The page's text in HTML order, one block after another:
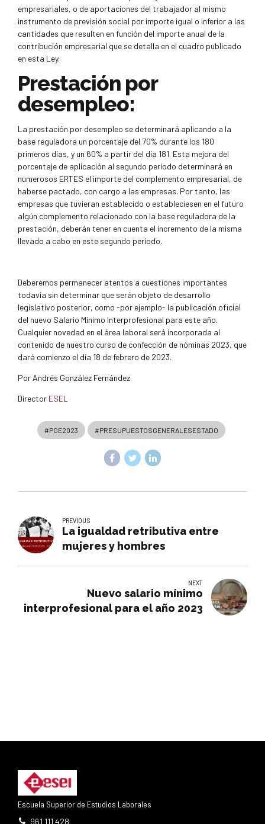
empresariales, o de aportaciones del trabajador al mismo
instrumento de previsión social por importe igual o inferior a las
cantidades que resulten en función del importe anual de la
contribución empresarial que se detalla en el cuadro publicado
en esta Ley.
Prestación por
desempleo:
La prestación por desempleo se determinará aplicando a la
base reguladora un porcentaje del 70% durante los 180
primeros días, y un 60% a partir del día 181. Esta mejora del
porcentaje de aplicación al segundo período determinará en
numerosos ERTES el importe del complemento empresarial, de
haberse pactado, con cargo a las empresas. Por tanto, las
empresas que tuvieran establecido o estableciesen en el futuro
algún complemento relacionado con la base reguladora de la
prestación, deberán tener en cuenta el incremento de la misma
llevado a cabo en este segundo período.
Deberemos permanecer atentos a cuestiones importantes
todavía sin determinar que serán objeto de desarrollo
legislativo posterior, como -por ejemplo- la publicación oficial
del nuevo Salario Mínimo Interprofesional para este año.
Cualquier novedad en el área laboral será incorporada al
contenido de nuestro curso de confección de nóminas 2023, que
dará comienzo el día 18 de febrero de 2023.
Por Andrés González Fernández
Director ESEL
#PGE2023 #PRESUPUESTOSGENERALESESTADO
PREVIOUS
La igualdad retributiva entre
mujeres y hombres
NEXT
Nuevo salario mínimo
interprofesional para el año 2023
Escuela Superior de Estudios Laborales
961 111 428